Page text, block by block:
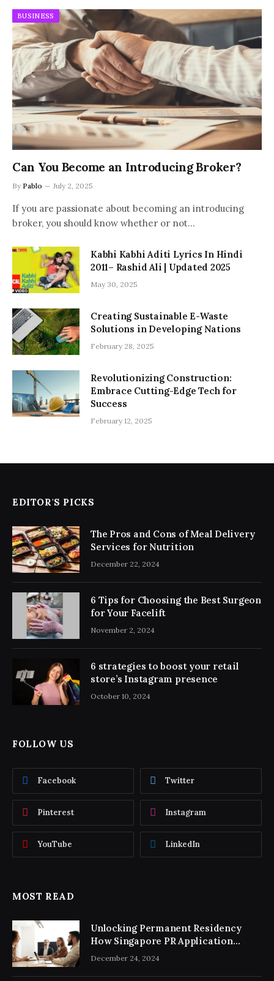
BUSINESS
Can You Become an Introducing Broker?
By Pablo July 2, 2025
If you are passionate about becoming an introducing
broker, you should know whether or not…
Kabhi Kabhi Aditi Lyrics In Hindi
2011– Rashid Ali | Updated 2025
May 30, 2025
Creating Sustainable E-Waste
Solutions in Developing Nations
February 28, 2025
Revolutionizing Construction:
Embrace Cutting-Edge Tech for
Success
February 12, 2025
EDITOR'S PICKS
The Pros and Cons of Meal Delivery
Services for Nutrition
December 22, 2024
6 Tips for Choosing the Best Surgeon
for Your Facelift
November 2, 2024
6 strategies to boost your retail
store’s Instagram presence
October 10, 2024
FOLLOW US
Facebook Twitter
Pinterest Instagram
YouTube LinkedIn
MOST READ
Unlocking Permanent Residency
How Singapore PR Application
Consultancy Simplifies the Process
December 24, 2024